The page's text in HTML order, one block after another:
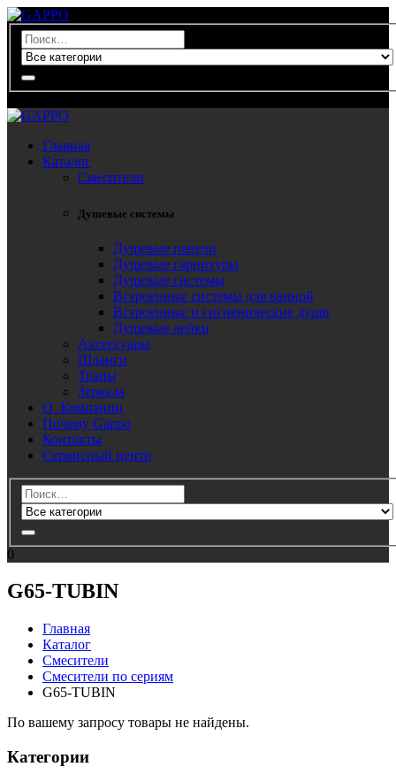
Главная
Каталог
Смесители
Душевые системы
Душевые панели
Душевые гарнитуры
Душевые системы
Встроенные системы для ванной
Встроенные и гигиенические души
Душевые лейки
Аксессуары
Шланги
Трапы
Зеркала
О Компании
Почему Gappo
Контакты
Сервисный центр
0
G65-TUBIN
Главная
Каталог
Смесители
Смесители по сериям
G65-TUBIN
По вашему запросу товары не найдены.
Категории